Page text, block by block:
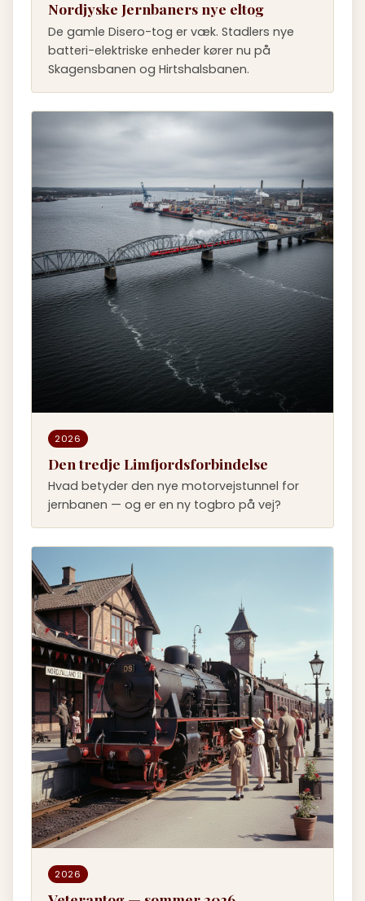
Nordjyske Jernbaners nye eltog
De gamle Disero-tog er væk. Stadlers nye
batteri-elektriske enheder kører nu på
Skagensbanen og Hirtshalsbanen.
2026
Den tredje Limfjordsforbindelse
Hvad betyder den nye motorvejstunnel for
jernbanen — og er en ny togbro på vej?
2026